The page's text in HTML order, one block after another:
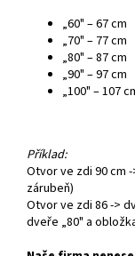
„60" – 67 cm
„70" – 77 cm
„80" – 87 cm
„90" – 97 cm
„100" – 107
Příklad:
Otvor ve zdi 90 cm
zárubeň)
Otvor ve zdi 86 ->
dveře „80" a